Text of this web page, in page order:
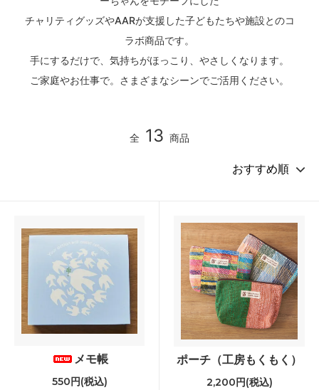
チャリティグッズやAARが支援した子どもたちや施設とのコ
ラボ商品です。
手にするだけで、気持ちがほっこり、やさしくなります。
ご家庭やお仕事で。さまざまなシーンでご活用ください。
全 13 商品
メモ帳
550円(税込)
ポーチ（工房もくもく）
2,200円(税込)